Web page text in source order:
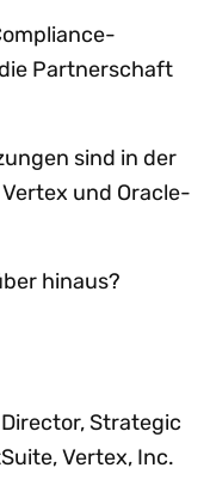
Partnerschaft
sind in der
und Oracle-
hinaus?
Strategic
Vertex, Inc.